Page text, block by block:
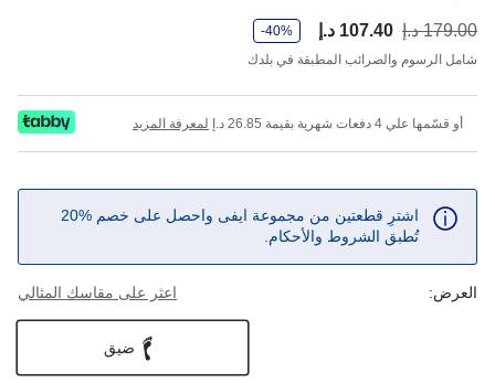
179.00 د.إ 107.40 د.إ
-40%
شامل الرسوم والضرائب المطبقة في بلدك
أو قسّمها علي 4 دفعات شهرية بقيمة 26.85 د.إ لمعرفة المزيد
اشترِ قطعتين من مجموعة ايفى واحصل على خصم %20
تُطبق الشروط والأحكام.
العرض: اعثر على مقاسك المثالي
ضيق